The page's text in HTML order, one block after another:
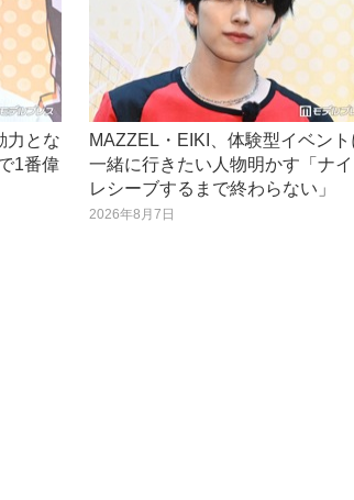
力とな
1番偉
MAZZEL・EIKI、体験型イベン
一緒に行きたい人物明かす「ナ
レシーブするまで終わらない」
2026年8月7日